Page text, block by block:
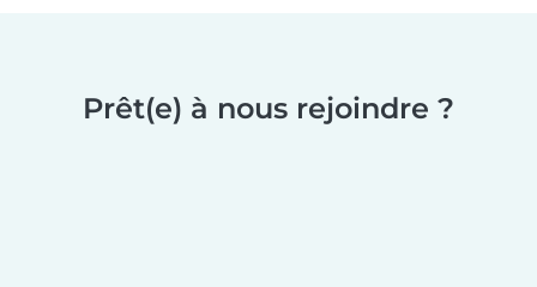
Prêt(e) à nous rejoindre ?